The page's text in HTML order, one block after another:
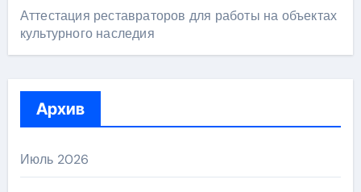
Аттестация реставраторов для работы на объектах
культурного наследия
Архив
Июль 2026